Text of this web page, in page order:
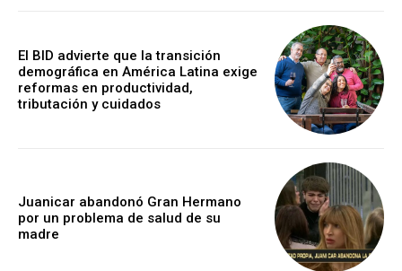
El BID advierte que la transición
demográfica en América Latina exige
reformas en productividad,
tributación y cuidados
Juanicar abandonó Gran Hermano
por un problema de salud de su
madre